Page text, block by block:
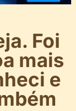
Foi
mais
e